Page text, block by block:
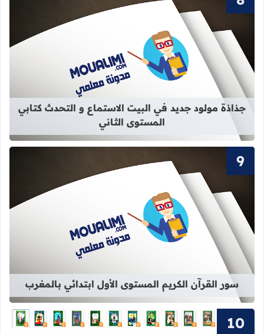
قراءة المزيد عن جذاذة مولود جديد
جذاذة مولود جديد في البيت الاستماع و التحدث كتابي
المستوى الثاني
قراءة المزيد عن سور القرآن الكريم
سور القرآن الكريم المستوى الأول ابتدائي بالمغرب